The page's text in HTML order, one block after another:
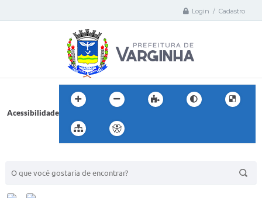
Login / Cadastro
Acessibilidade